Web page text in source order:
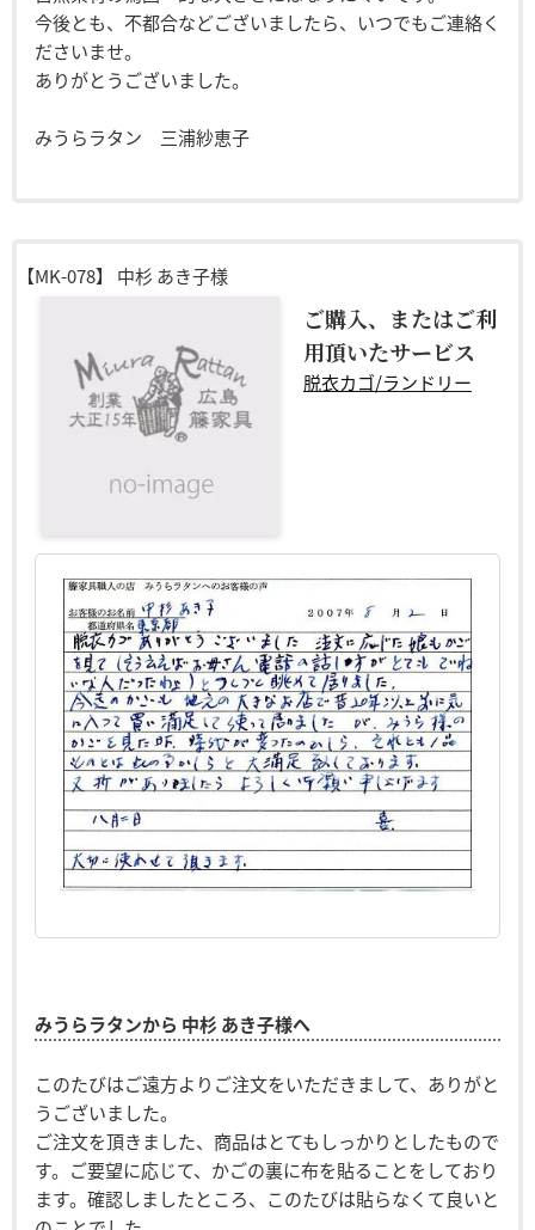
今後とも、不都合などございましたら、いつでもご連絡く
ださいませ。
ありがとうございました。
みうらラタン 三浦紗恵子
【MK-078】 中杉 あき子様
ご購入、またはご利
用頂いたサービス
脱衣カゴ/ランドリー
みうらラタンから 中杉 あき子様へ
このたびはご遠方よりご注文をいただきまして、ありがと
うございました。
ご注文を頂きました、商品はとてもしっかりとしたもので
す。ご要望に応じて、かごの裏に布を貼ることをしており
ます。確認しましたところ、このたびは貼らなくて良いと